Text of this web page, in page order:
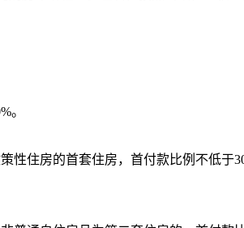
。
性住房的首套住房，首付款比例不低于